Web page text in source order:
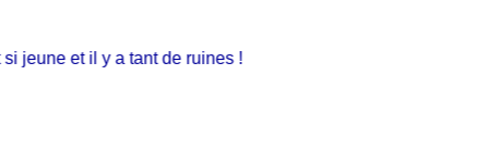
et il y a tant de ruines !